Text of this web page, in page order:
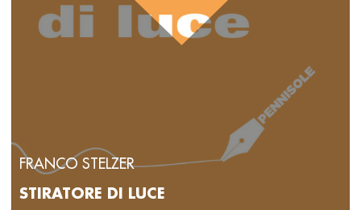
FRANCO STELZER
STIRATORE DI LUCE